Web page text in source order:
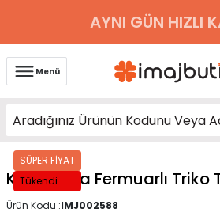
AYNI GÜN HIZLI
Menü
SÜPER FİYAT
Tükendi
Krem Yaka Fermuarlı Triko
Ürün Kodu :IMJ002588